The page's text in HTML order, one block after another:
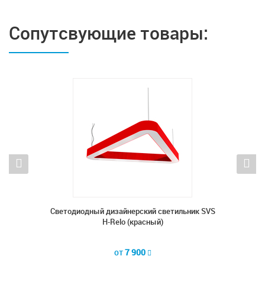
Сопутсвующие товары:
Cветодиодный дизайнерский светильник SVS
H-Relo (красный)
от7 900